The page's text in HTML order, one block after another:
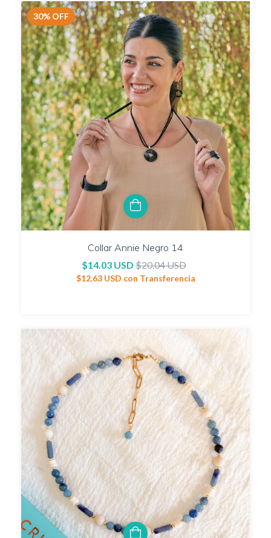
30% OFF
Collar Annie Negro 14
$14.03 USD $20.04 USD
$12.63 USD con Transferencia